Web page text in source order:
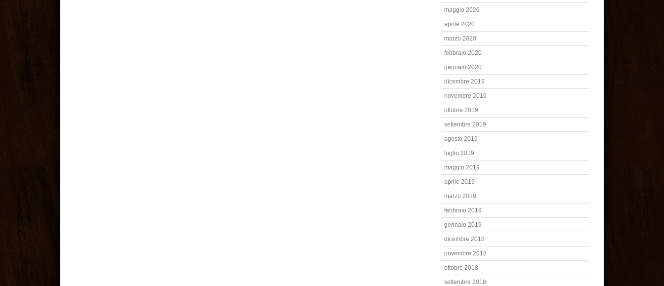
maggio 2020
aprile 2020
marzo 2020
febbraio 2020
gennaio 2020
dicembre 2019
novembre 2019
ottobre 2019
settembre 2019
agosto 2019
luglio 2019
maggio 2019
aprile 2019
marzo 2019
febbraio 2019
gennaio 2019
dicembre 2018
novembre 2018
ottobre 2018
settembre 2018